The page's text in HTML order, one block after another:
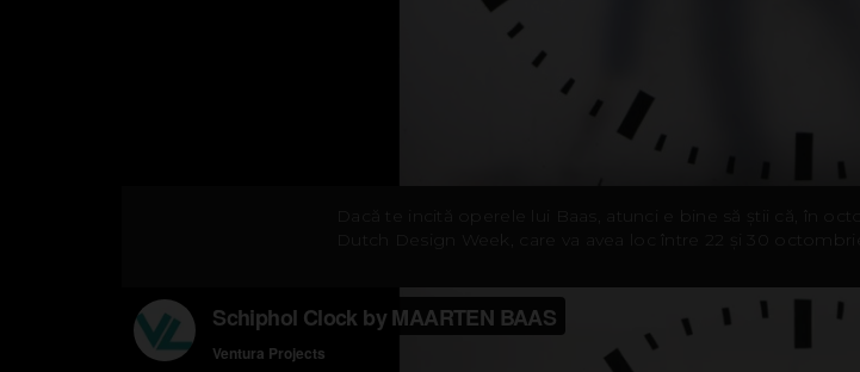
Dacă te incită operele lui Baas, atunci e bine să știi că, în
Dutch Design Week, care va avea loc între 22 și 30